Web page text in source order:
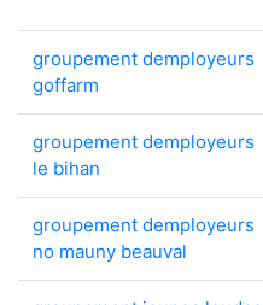
groupement demployeurs
goffarm
groupement demployeurs
le bihan
groupement demployeurs
no mauny beauval